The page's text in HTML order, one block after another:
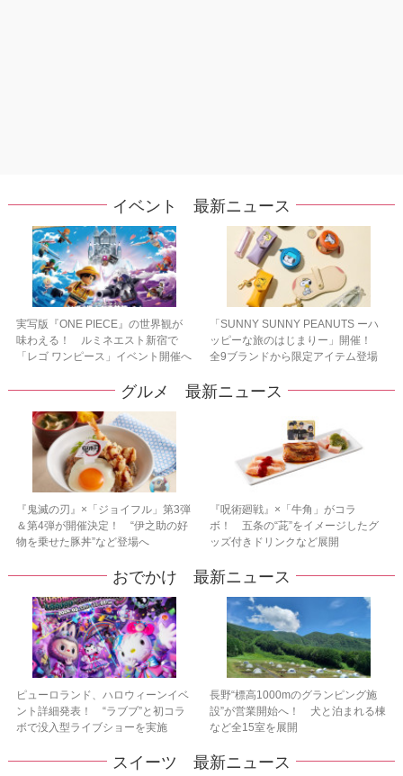
イベント 最新ニュース
実写版『ONE PIECE』の世界観が
味わえる！ ルミネエスト新宿で
「レゴ ワンピース」イベント開催へ
「SUNNY SUNNY PEANUTS ーハ
ッピーな旅のはじまりー」開催！
全9ブランドから限定アイテム登場
グルメ 最新ニュース
『鬼滅の刃』×「ジョイフル」第3弾
＆第4弾が開催決定！ “伊之助の好
物を乗せた豚丼”など登場へ
『呪術廻戦』×「牛角」がコラ
ボ！ 五条の“茈”をイメージしたグ
ッズ付きドリンクなど展開
おでかけ 最新ニュース
ピューロランド、ハロウィーンイベ
ント詳細発表！ “ラブブ”と初コラ
ボで没入型ライブショーを実施
長野“標高1000mのグランピング施
設”が営業開始へ！ 犬と泊まれる棟
など全15室を展開
スイーツ 最新ニュース